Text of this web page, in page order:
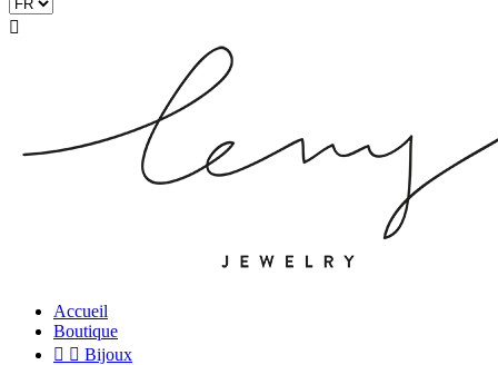

Accueil
Boutique
  Bijoux